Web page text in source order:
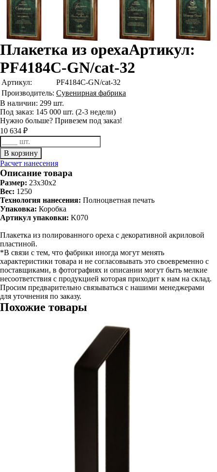
Плакетка из орехаАртикул:
PF4184C-GN/cat-32
Артикул:
PF4184C-GN/cat-32
Производитель: Сувенирная фабрика
В наличии: 299 шт.
Под заказ: 145 000 шт. (2-3 недели)
Нужно больше? Привезем под заказ!
10 634 ₽
Расчет нанесения
Описание товара
Размер: 23x30x2
Вес: 1250
Технология нанесения: Полноцветная печать
Упаковка: Коробка
Артикул упаковки: K070
Плакетка из полированного ореха с декоративной акриловой
пластиной.
*В связи с тем, что фабрики иногда могут менять
характеристики товара и не согласовывать это своевременно с
поставщиками, в фотографиях и описании могут быть мелкие
несоответствия с продукцией которая приходит к нам на склад.
Просим предварительно связываться с нашими менеджерами
для уточнения по заказу.
Похожие товары